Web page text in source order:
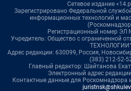
Сетевое издание
Зарегистрировано Федеральной
информационных технологий и
Регистрационный номер ЭЛ
Учредитель: Общество с ограниченной
ТЕХНОЛОГИИ"
Адрес редакции: 630099, Россия,
(383) 212-52-
Главный редактор: Шайтанова
Электронный адрес
Контактные данные для Роскомнадзора